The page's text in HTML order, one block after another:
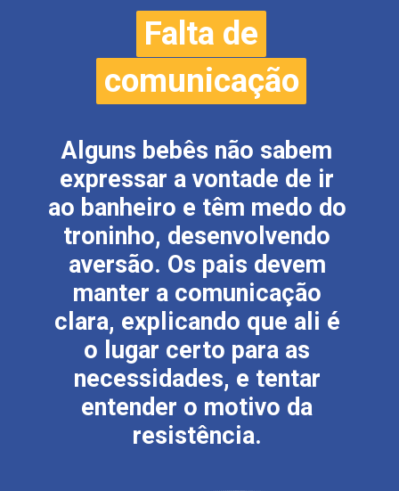
Alguns bebês não sabem
expressar a vontade de ir
ao banheiro e têm medo do
troninho, desenvolvendo
aversão. Os pais devem
manter a comunicação
clara, explicando que ali é
o lugar certo para as
necessidades, e tentar
entender o motivo da
resistência.
Falta de
comunicação
Falta de
comunicação